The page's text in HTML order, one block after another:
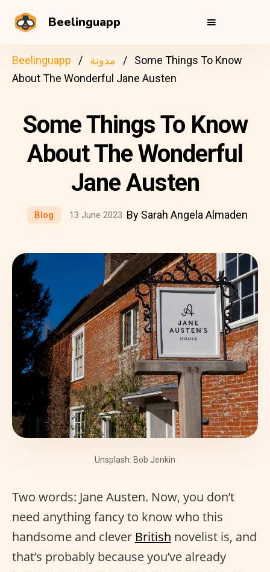
Beelinguapp
Beelinguapp مدونة
Some Things To Know
About The Wonderful Jane Austen
Some Things To Know
About The Wonderful
Jane Austen
Blog 13 June 2023 By Sarah Angela Almaden
Unsplash: Bob Jenkin
Two words: Jane Austen. Now, you don’t
need anything fancy to know who this
handsome and clever British novelist is, and
that’s probably because you’ve already